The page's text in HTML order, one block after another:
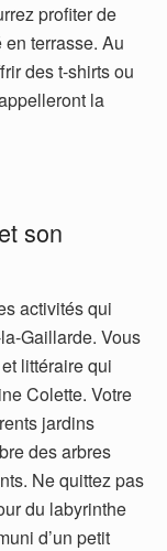
profiter de
terrasse. Au
des t-shirts ou
la
son
activités qui
Gaillarde. Vous
littéraire qui
Colette. Votre
jardins
des arbres
Ne quittez pas
du labyrinthe
d’un petit